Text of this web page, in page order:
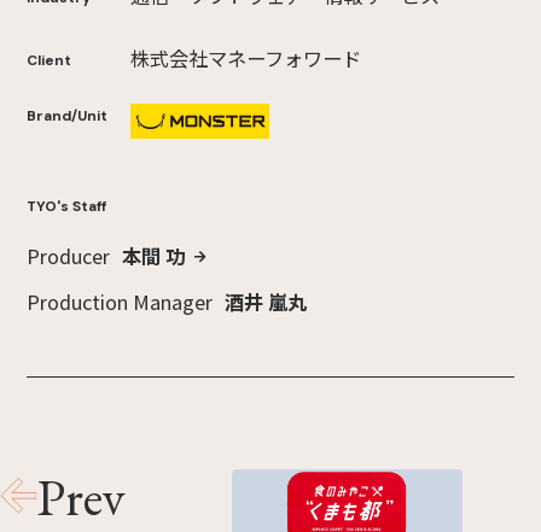
Client 株式会社マネーフォワード
Brand/Unit
TYO's Staff
Producer 本間 功
Production Manager 酒井 嵐丸
Prev